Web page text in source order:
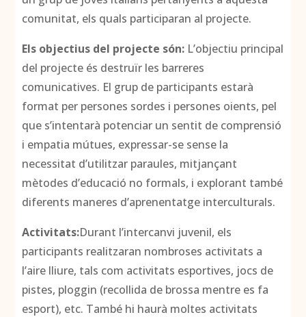
comunitat, els quals participaran al projecte.
Els objectius del projecte són: L’objectiu principal
del projecte és destruïr les barreres
comunicatives. El grup de participants estarà
format per persones sordes i persones oients, pel
que s’intentarà potenciar un sentit de comprensió
i empatia mútues, expressar-se sense la
necessitat d’utilitzar paraules, mitjançant
mètodes d’educació no formals, i explorant també
diferents maneres d’aprenentatge interculturals.
Activitats:Durant l’intercanvi juvenil, els
participants realitzaran nombroses activitats a
l’aire lliure, tals com activitats esportives, jocs de
pistes, ploggin (recollida de brossa mentre es fa
esport), etc. També hi haurà moltes activitats